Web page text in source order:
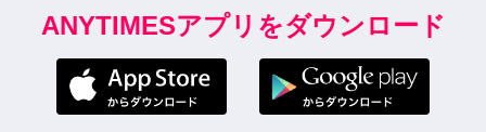
ANYTIMESアプリをダウンロード